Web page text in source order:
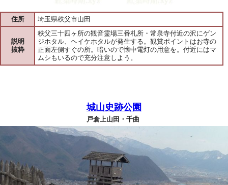
住所 埼玉県秩父市山田
説明
抜粋
秩父三十四ヶ所の観音霊場三番札所・常泉寺付近の沢にゲン
ジホタル、ヘイケホタルが発生する。観賞ポイントはお寺の
正面左側すぐの所。暗いので懐中電灯の用意を。付近にはマ
ムシもいるので充分注意しよう。
城山史跡公園
戸倉上山田・千曲